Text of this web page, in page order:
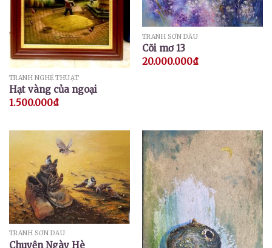
TRANH NGHỆ THUẬT
Hạt vàng của ngoại
1.500.000₫
TRANH SƠN DẦU
Cõi mơ 13
20.000.000₫
TRANH SƠN DẦU
Chuyện Ngày Hè